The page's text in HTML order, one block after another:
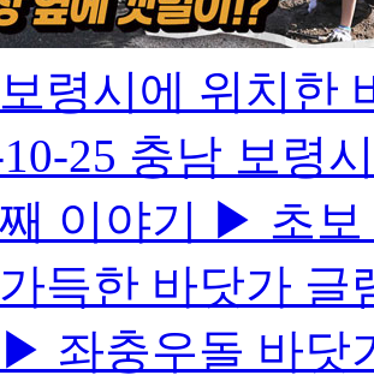
령시에 위치한
25 충남 보령
이야기 ▶ 초
득한 바닷가
좌충우돌 바닷